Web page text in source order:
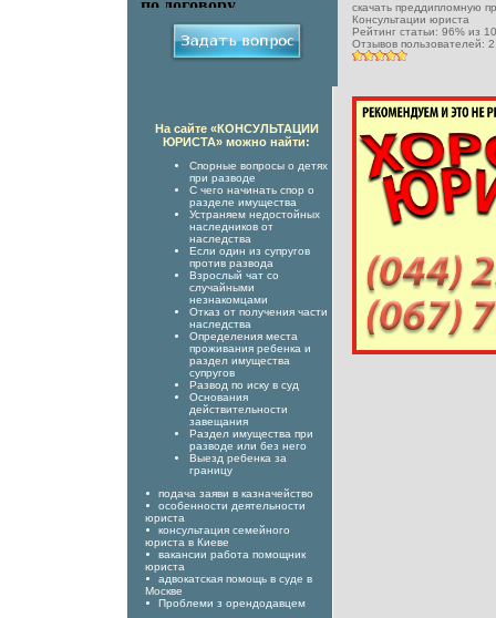
скачать преддипломную
Консультации юриста
Рейтинг статьи: 96% из
Отзывов пользователей: 2
На сайте «КОНСУЛЬТАЦИИ
ЮРИСТА» можно найти:
Спорные вопросы о детях
при разводе
С чего начинать спор о
разделе имущества
Устраняем недостойных
наследников от
наследства
Если один из супругов
против развода
Взрослый чат со
случайными
незнакомцами
Отказ от получения части
наследства
Определения места
проживания ребенка и
раздел имущества
супругов
Развод по иску в суд
Основания
действительности
завещания
Раздел имущества при
разводе или без него
Выезд ребенка за
границу
подача заяви в казначейство
особенности деятельности
юриста
консультация семейного
юриста в Киеве
вакансии работа помощник
юриста
адвокатская помощь в суде в
Москве
Проблеми з орендодавцем